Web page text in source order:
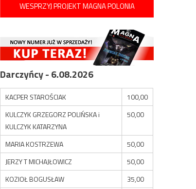
WESPRZYJ PROJEKT MAGNA POLONIA
Darczyńcy - 6.08.2026
KACPER STAROŚCIAK
100,00
KULCZYK GRZEGORZ POLIŃSKA i
KULCZYK KATARZYNA
50,00
MARIA KOSTRZEWA
50,00
JERZY T MICHAJŁOWICZ
50,00
KOZIOŁ BOGUSŁAW
35,00